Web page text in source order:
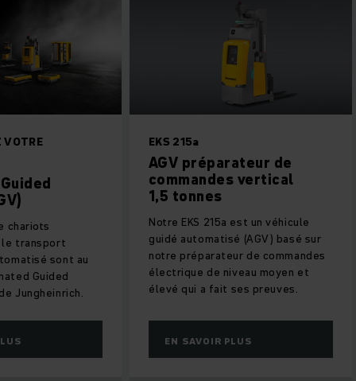
VOTRE
Guided
de chariots
et le transport
sont au
Guided
de Jungheinrich.
PLUS
EKS 215a
AGV préparateur de
commandes vertical
1,5 tonnes
Notre EKS 215a est un véhicule
guidé automatisé (AGV) basé sur
notre préparateur de commandes
électrique de niveau moyen et
élevé qui a fait ses preuves.
EN SAVOIR PLUS